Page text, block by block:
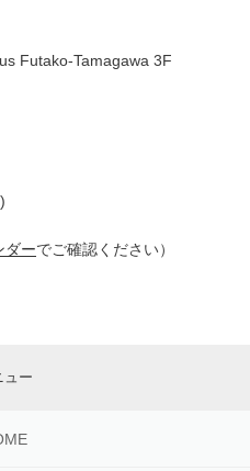
Futako-Tamagawa 3F
ダーでご確認ください）
ュー